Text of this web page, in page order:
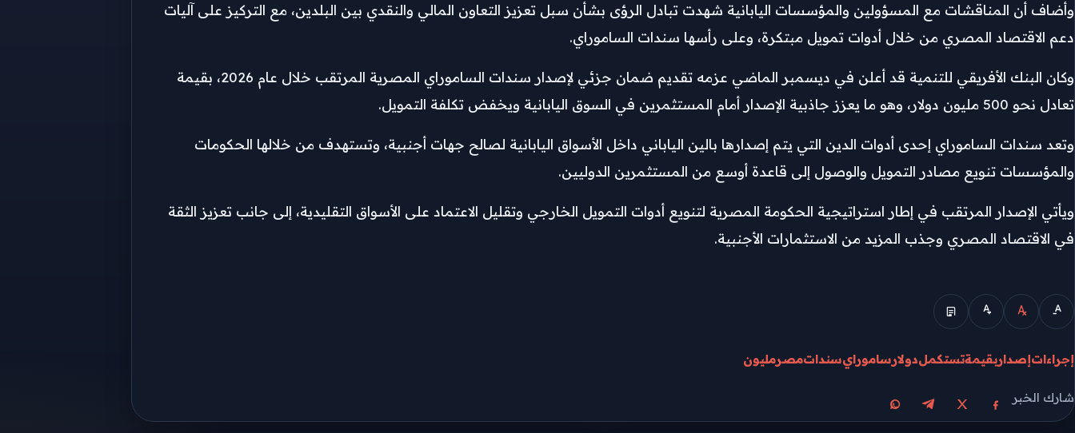
وأضاف أن المناقشات مع المسؤولين والمؤسسات اليابانية شهدت تبادل الرؤى بشأن سبل تعزيز التعاون المالي والنقدي بين البلدين، مع التركيز على آليات
دعم الاقتصاد المصري من خلال أدوات تمويل مبتكرة، وعلى رأسها سندات الساموراي.
وكان البنك الأفريقي للتنمية قد أعلن في ديسمبر الماضي عزمه تقديم ضمان جزئي لإصدار سندات الساموراي المصرية المرتقب خلال عام 2026، بقيمة
تعادل نحو 500 مليون دولار، وهو ما يعزز جاذبية الإصدار أمام المستثمرين في السوق اليابانية ويخفض تكلفة التمويل.
وتعد سندات الساموراي إحدى أدوات الدين التي يتم إصدارها بالين الياباني داخل الأسواق اليابانية لصالح جهات أجنبية، وتستهدف من خلالها الحكومات
والمؤسسات تنويع مصادر التمويل والوصول إلى قاعدة أوسع من المستثمرين الدوليين.
ويأتي الإصدار المرتقب في إطار استراتيجية الحكومة المصرية لتنويع أدوات التمويل الخارجي وتقليل الاعتماد على الأسواق التقليدية، إلى جانب تعزيز الثقة
في الاقتصاد المصري وجذب المزيد من الاستثمارات الأجنبية.
الوضع المبسط
إجراءاتإصداربقيمةتستكملدولارسامورايسنداتمصرمليون
شارك الخبر
مشاركة على فيسبوك
مشاركة على Xمشاركة على تيليجرام
مشاركة على واتساب